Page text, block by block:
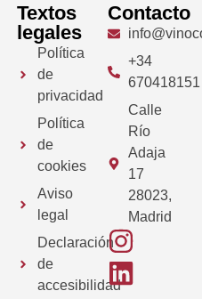
Textos
legales
Política
de
privacidad
Política
de
cookies
Aviso
legal
Declaración
de
accesibilidad
Contacto
+34
670418151
Calle
Río
Adaja
17
28023,
Madrid